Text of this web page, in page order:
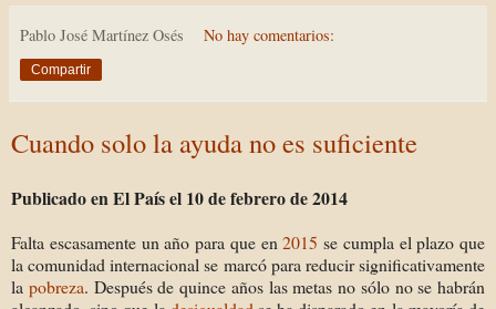
Pablo José Martínez Osés No hay comentarios:
Compartir
Cuando solo la ayuda no es suficiente
Publicado en El País el 10 de febrero de 2014
Falta escasamente un año para que en2015 se cumpla el plazo que
la comunidad internacional se marcó para reducir significativamente
la pobreza. Después de quince años las metas no sólo no se habrán